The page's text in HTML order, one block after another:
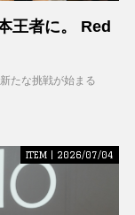
王者に。 Red
たな挑戦が始まる
ITEM | 2026/07/04